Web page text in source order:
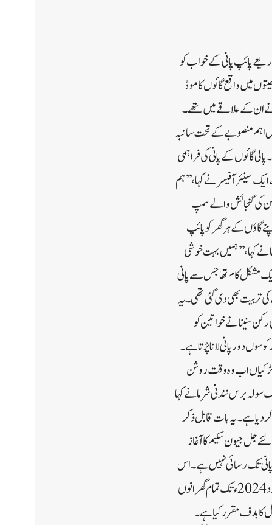
موقعہ پر جل جیون مشن کے ذریعے پائپ پانی کے خواب کو
میں واقع گائوں کا موڈ
ان کے علاقے میں تھے۔
اہم منصوبے کے تحت سانبہ
143.40 لاکھ روپے کی لاگت آئی ہے۔ پالی گائوں کے پانی کی فراہمی
کے ایک سینئر آفیسر نے کہا ،’’ہم
کے طور پر سمپ ٹینک بھی بنایا ہے جس کی گنجائش 30,000 گیلن ہے۔ پانی کو 30,000 گیلن کی گنجائش والے سمپ
گاؤں کے ہر گھر کو پائپ
نے کہا،’’ ہمیں بہت خوشی
مشکل کام تھا جس سے پانی
کی تربیت بھی دی گئی تھی۔ یہ
سنینا نے خواتین کو
دور پانی لانا پڑتا ہے۔
کیا ہے۔ لڑکیاں اب وہ وقت روشن
سولہ برس نندنی شرما نے کہا
ہے۔یہ بات قابل ذکر
لئے جل جیون سکیم کا آغاز
تک رسائی نہیں ہے ۔ اس
بات کو یقینی بنانے کے لئے ہر گھر کو دیہی علاقوں میں پائپ سے صاف پانی ملے ۔وزیر اعظم نے کچھ چیلنجوں کے باوجود 2024ء تک تمام گھرانوں
کے کنکشن کی تکمیل کاہدف مقرر کیا ہے۔